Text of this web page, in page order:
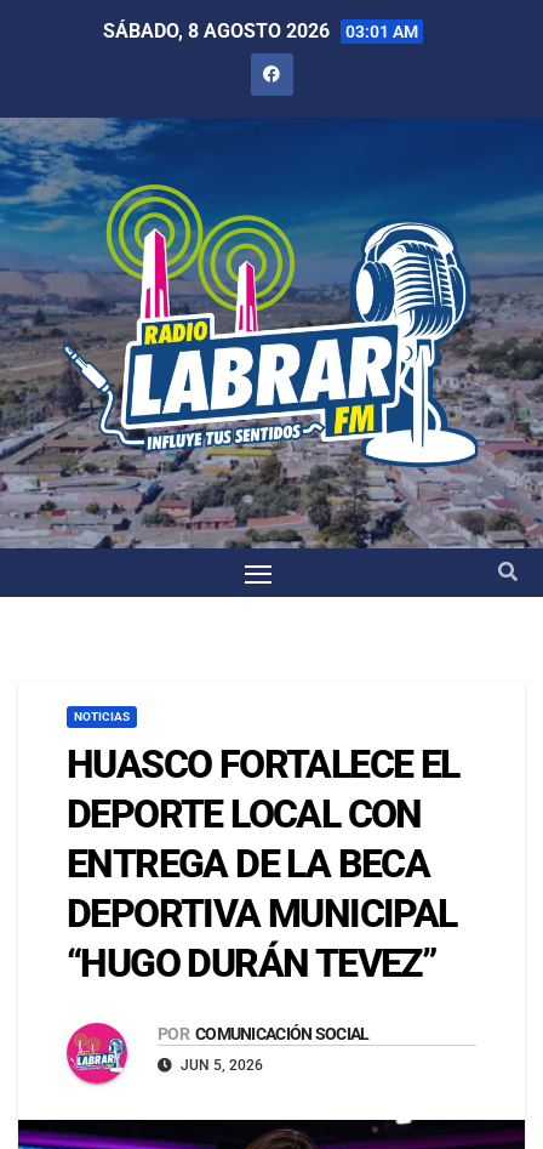
SÁBADO, 8 AGOSTO 2026 03:01 AM
NOTICIAS
HUASCO FORTALECE EL
DEPORTE LOCAL CON
ENTREGA DE LA BECA
DEPORTIVA MUNICIPAL
“HUGO DURÁN TEVEZ”
POR COMUNICACIÓN SOCIAL
JUN 5, 2026